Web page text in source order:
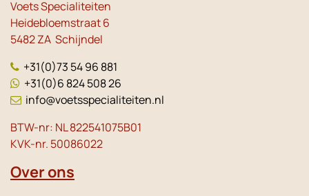
Voets Specialiteiten
Heidebloemstraat 6
5482 ZA Schijndel
+31(0)73 54 96 881
+31(0)6 824 508 26
info@voetsspecialiteiten.nl
BTW-nr: NL 822541075B01
KVK-nr. 50086022
Over ons